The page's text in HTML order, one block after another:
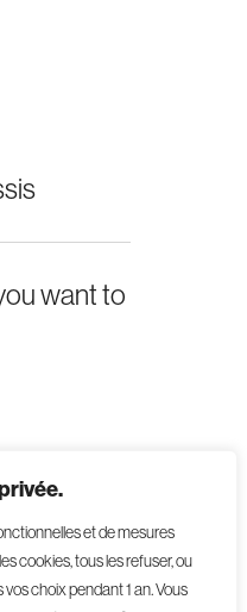
et de mesures
cookies, tous les refuser, ou
choix pendant 1 an.Vous
want to